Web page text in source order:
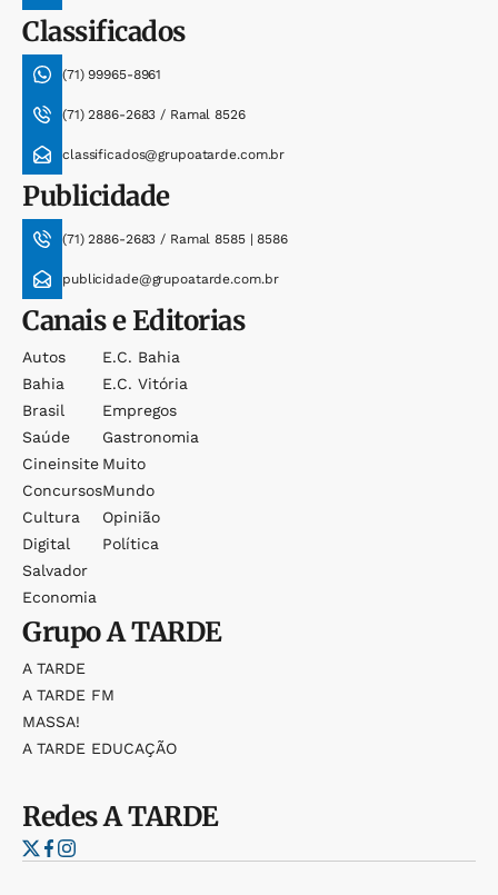
Classificados
(71) 99965-8961
(71) 2886-2683 / Ramal 8526
classificados@grupoatarde.com.br
Publicidade
(71) 2886-2683 / Ramal 8585 | 8586
publicidade@grupoatarde.com.br
Canais e Editorias
Autos
Bahia
Brasil
Saúde
Cineinsite
Concursos
Cultura
Digital
Salvador
Economia
E.c. Bahia
E.c. Vitória
Empregos
Gastronomia
Muito
Mundo
Opinião
Política
GrupoA TARDE
A TARDE
A TARDE FM
MASSA!
A TARDE EDUCAÇÃO
RedesA TARDE